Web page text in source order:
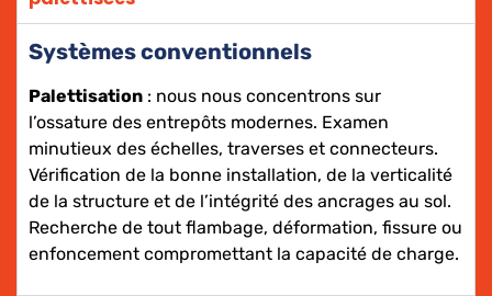
Systèmes conventionnels
Palettisation : nous nous concentrons sur
l’ossature des entrepôts modernes. Examen
minutieux des échelles, traverses et connecteurs.
Vérification de la bonne installation, de la verticalité
de la structure et de l’intégrité des ancrages au sol.
Recherche de tout flambage, déformation, fissure ou
enfoncement compromettant la capacité de charge.